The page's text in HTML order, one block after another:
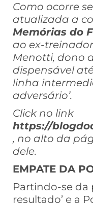
Como ocorre
atualizada a
Memórias do
ao ex-
Menotti, dono
dispensável
linha
adversário’.
Click no link
https://
, no alto da
dele.
EMPATE DA
Partindo-se da
resultado’ e a